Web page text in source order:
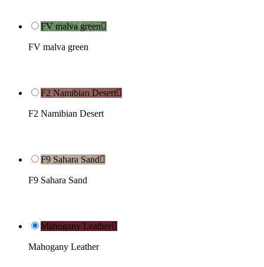
FV malva green
FV malva green
F2 Namibian Desert
F2 Namibian Desert
F9 Sahara Sand
F9 Sahara Sand
Mahogany Leather
Mahogany Leather